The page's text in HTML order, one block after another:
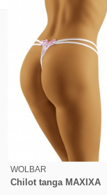
WOLBAR
Chilot tanga MAXIXA